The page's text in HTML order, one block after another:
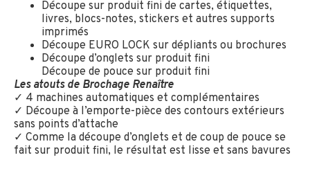
Découpe sur produit fini de cartes, étiquettes,
livres, blocs-notes, stickers et autres supports
imprimés
Découpe EURO LOCK sur dépliants ou brochures
Découpe d’onglets sur produit fini
Découpe de pouce sur produit fini
Les atouts de Brochage Renaître
✓ 4 machines automatiques et complémentaires
✓ Découpe à l’emporte-pièce des contours extérieurs
sans points d’attache
✓ Comme la découpe d’onglets et de coup de pouce se
fait sur produit fini, le résultat est lisse et sans bavures